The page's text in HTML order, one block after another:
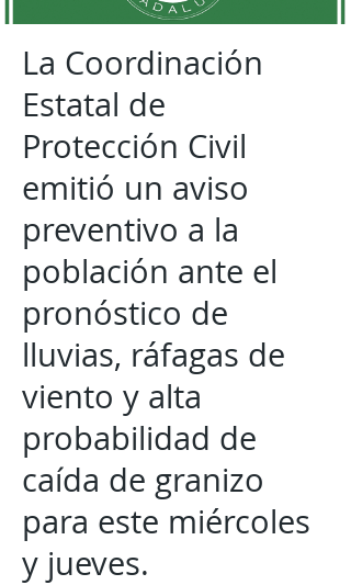
La Coordinación
Estatal de
Protección Civil
emitió un aviso
preventivo a la
población ante el
pronóstico de
lluvias, ráfagas de
viento y alta
probabilidad de
caída de granizo
para este miércoles
y jueves.